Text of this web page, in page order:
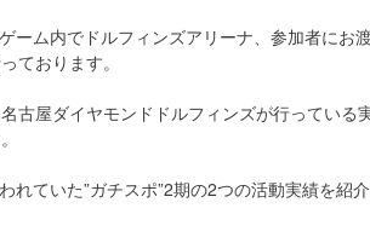
ーム内でドルフィンズアリーナ、参加者にお
ております。
古屋ダイヤモンドドルフィンズが行っている
れていた”ガチスポ”2期の2つの活動実績を紹介